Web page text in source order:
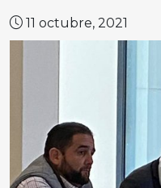
11 octubre, 2021